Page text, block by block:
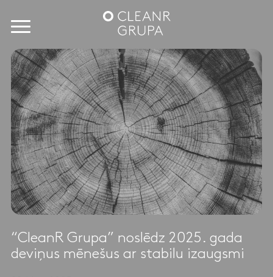
“CleanR Grupa” noslēdz 2025. gada
deviņus mēnešus ar stabilu izaugsmi